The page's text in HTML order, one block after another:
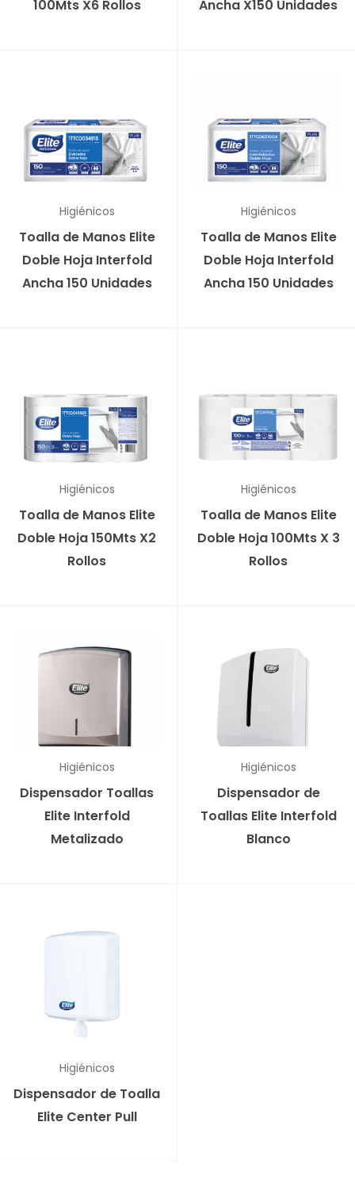
100Mts X6 Rollos Ancha X150 Unidades
Higiénicos
Toalla de Manos Elite
Doble Hoja Interfold
Ancha 150 Unidades
Higiénicos
Toalla de Manos Elite
Doble Hoja Interfold
Ancha 150 Unidades
Higiénicos
Toalla de Manos Elite
Doble Hoja 150Mts X2
Rollos
Higiénicos
Toalla de Manos Elite
Doble Hoja 100Mts X 3
Rollos
Higiénicos
Dispensador Toallas
Elite Interfold
Metalizado
Higiénicos
Dispensador de
Toallas Elite Interfold
Blanco
Higiénicos
Dispensador de Toalla
Elite Center Pull